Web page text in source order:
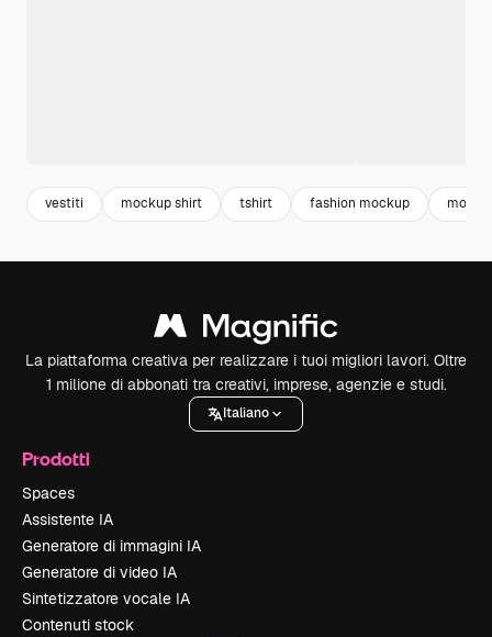
vestiti mockup shirt tshirt fashion mockup moda
La piattaforma creativa per realizzare i tuoi migliori lavori. Oltre
1 milione di abbonati tra creativi, imprese, agenzie e studi.
Italiano
Prodotti
Spaces
Assistente IA
Generatore di immagini IA
Generatore di video IA
Sintetizzatore vocale IA
Contenuti stock